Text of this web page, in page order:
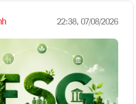
22:38, 07/08/2026